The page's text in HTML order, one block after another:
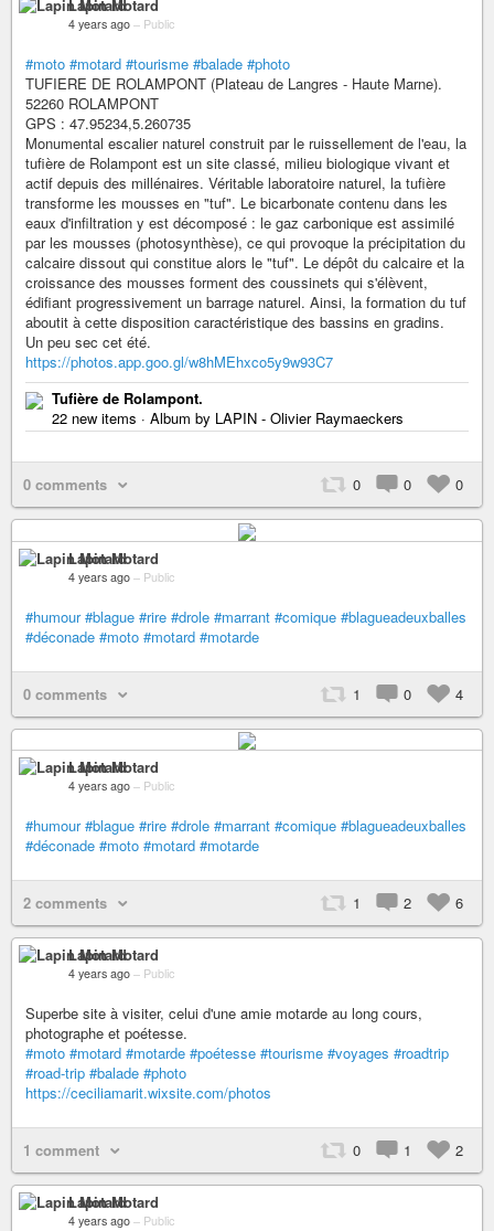
Lapin Motard
4 years ago – Public
#moto #motard #tourisme #balade #photo
TUFIERE DE ROLAMPONT (Plateau de Langres - Haute Marne).
52260 ROLAMPONT
GPS : 47.95234,5.260735
Monumental escalier naturel construit par le ruissellement de l'eau, la
tufière de Rolampont est un site classé, milieu biologique vivant et
actif depuis des millénaires. Véritable laboratoire naturel, la tufière
transforme les mousses en "tuf". Le bicarbonate contenu dans les
eaux d'infiltration y est décomposé : le gaz carbonique est assimilé
par les mousses (photosynthèse), ce qui provoque la précipitation du
calcaire dissout qui constitue alors le "tuf". Le dépôt du calcaire et la
croissance des mousses forment des coussinets qui s'élèvent,
édifiant progressivement un barrage naturel. Ainsi, la formation du tuf
aboutit à cette disposition caractéristique des bassins en gradins.
Un peu sec cet été.
https://photos.app.goo.gl/w8hMEhxco5y9w93C7
Tufière de Rolampont.
22 new items · Album by LAPIN - Olivier Raymaeckers
0 comments 0 0 0
Lapin Motard
4 years ago – Public
#humour #blague #rire #drole #marrant #comique #blagueadeuxballes
#déconade #moto #motard #motarde
0 comments 1 0 4
Lapin Motard
4 years ago – Public
#humour #blague #rire #drole #marrant #comique #blagueadeuxballes
#déconade #moto #motard #motarde
2 comments 1 2 6
Lapin Motard
4 years ago – Public
Superbe site à visiter, celui d'une amie motarde au long cours,
photographe et poétesse.
#moto #motard #motarde #poétesse #tourisme #voyages #roadtrip
#road-trip #balade #photo
https://ceciliamarit.wixsite.com/photos
1 comment 0 1 2
Lapin Motard
4 years ago – Public